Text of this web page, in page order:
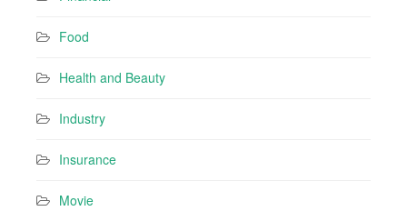
Food
Health and Beauty
Industry
Insurance
Movie